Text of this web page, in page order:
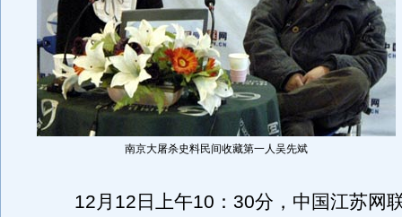
南京大屠杀史料民间收藏第一人吴先斌
12月12日上午10：30分，中国江苏网